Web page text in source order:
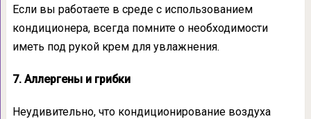
Если вы работаете в среде с использованием
кондиционера, всегда помните о необходимости
иметь под рукой крем для увлажнения.
7. Аллергены и грибки
Неудивительно, что кондиционирование воздуха